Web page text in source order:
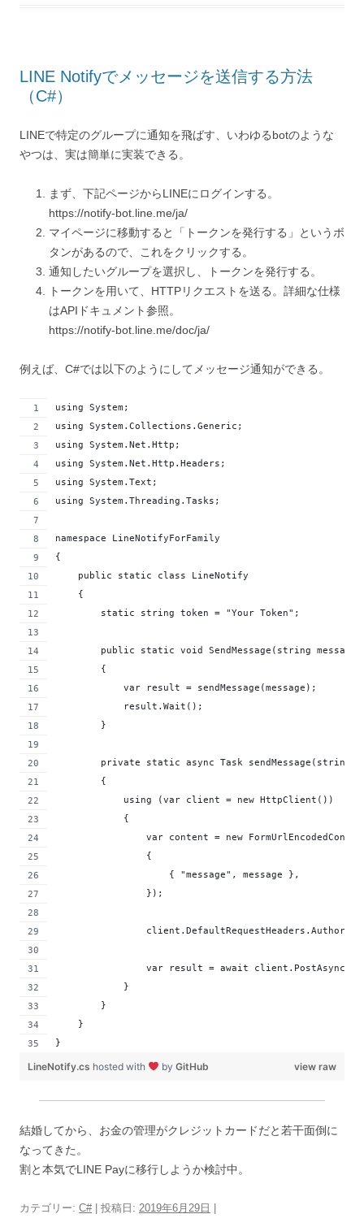
LINE Notifyでメッセージを送信する方法
（C#）
LINEで特定のグループに通知を飛ばす、いわゆるbotのような
やつは、実は簡単に実装できる。
まず、下記ページからLINEにログインする。
https://notify-bot.line.me/ja/
マイページに移動すると「トークンを発行する」というボ
タンがあるので、これをクリックする。
通知したいグループを選択し、トークンを発行する。
トークンを用いて、HTTPリクエストを送る。詳細な仕様
はAPIドキュメント参照。
https://notify-bot.line.me/doc/ja/
例えば、C#では以下のようにしてメッセージ通知ができる。
using System;
using System.Collections.Generic;
using System.Net.Http;
using System.Net.Http.Headers;
using System.Text;
using System.Threading.Tasks;
namespace LineNotifyForFamily
{
    public static class LineNotify
    {
        static string token = "Your Token";
        public static void SendMessage(string message)
        {
            var result = sendMessage(message);
            result.Wait();
        }
private static async Task sendMessage(string
        {
            using (var client = new HttpClient())
            {
var content = new
                {
                    { "message", message },
                });
var result = await
            }
        }
    }
}
view raw
LineNotify.cs hosted with by GitHub
結婚してから、お金の管理がクレジットカードだと若干面倒に
なってきた。
割と本気でLINE Payに移行しようか検討中。
カテゴリー: C#| 投稿日: 2019年6月29日